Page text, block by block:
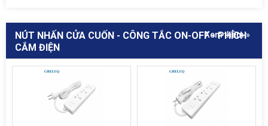
NÚT NHẤN CỬA CUỐN - CÔNG TẮC ON-OFF - PHÍCH
CẮM ĐIỆN
Xem thêm »